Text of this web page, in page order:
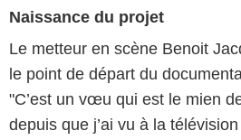
Naissance du projet
Le metteur en scène Benoit
le point de départ du
"C’est un vœu qui est le mien
depuis que j’ai vu à la